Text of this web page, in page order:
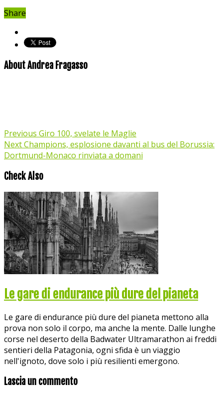
Share
About Andrea Fragasso
Previous Giro 100, svelate le Maglie
NextChampions, esplosione davanti al bus del Borussia:
Dortmund-Monaco rinviata a domani
Check Also
Le gare di endurance più dure del pianeta
Le gare di endurance più dure del pianeta mettono alla
prova non solo il corpo, ma anche la mente. Dalle lunghe
corse nel deserto della Badwater Ultramarathon ai freddi
sentieri della Patagonia, ogni sfida è un viaggio
nell'ignoto, dove solo i più resilienti emergono.
Lascia un commento